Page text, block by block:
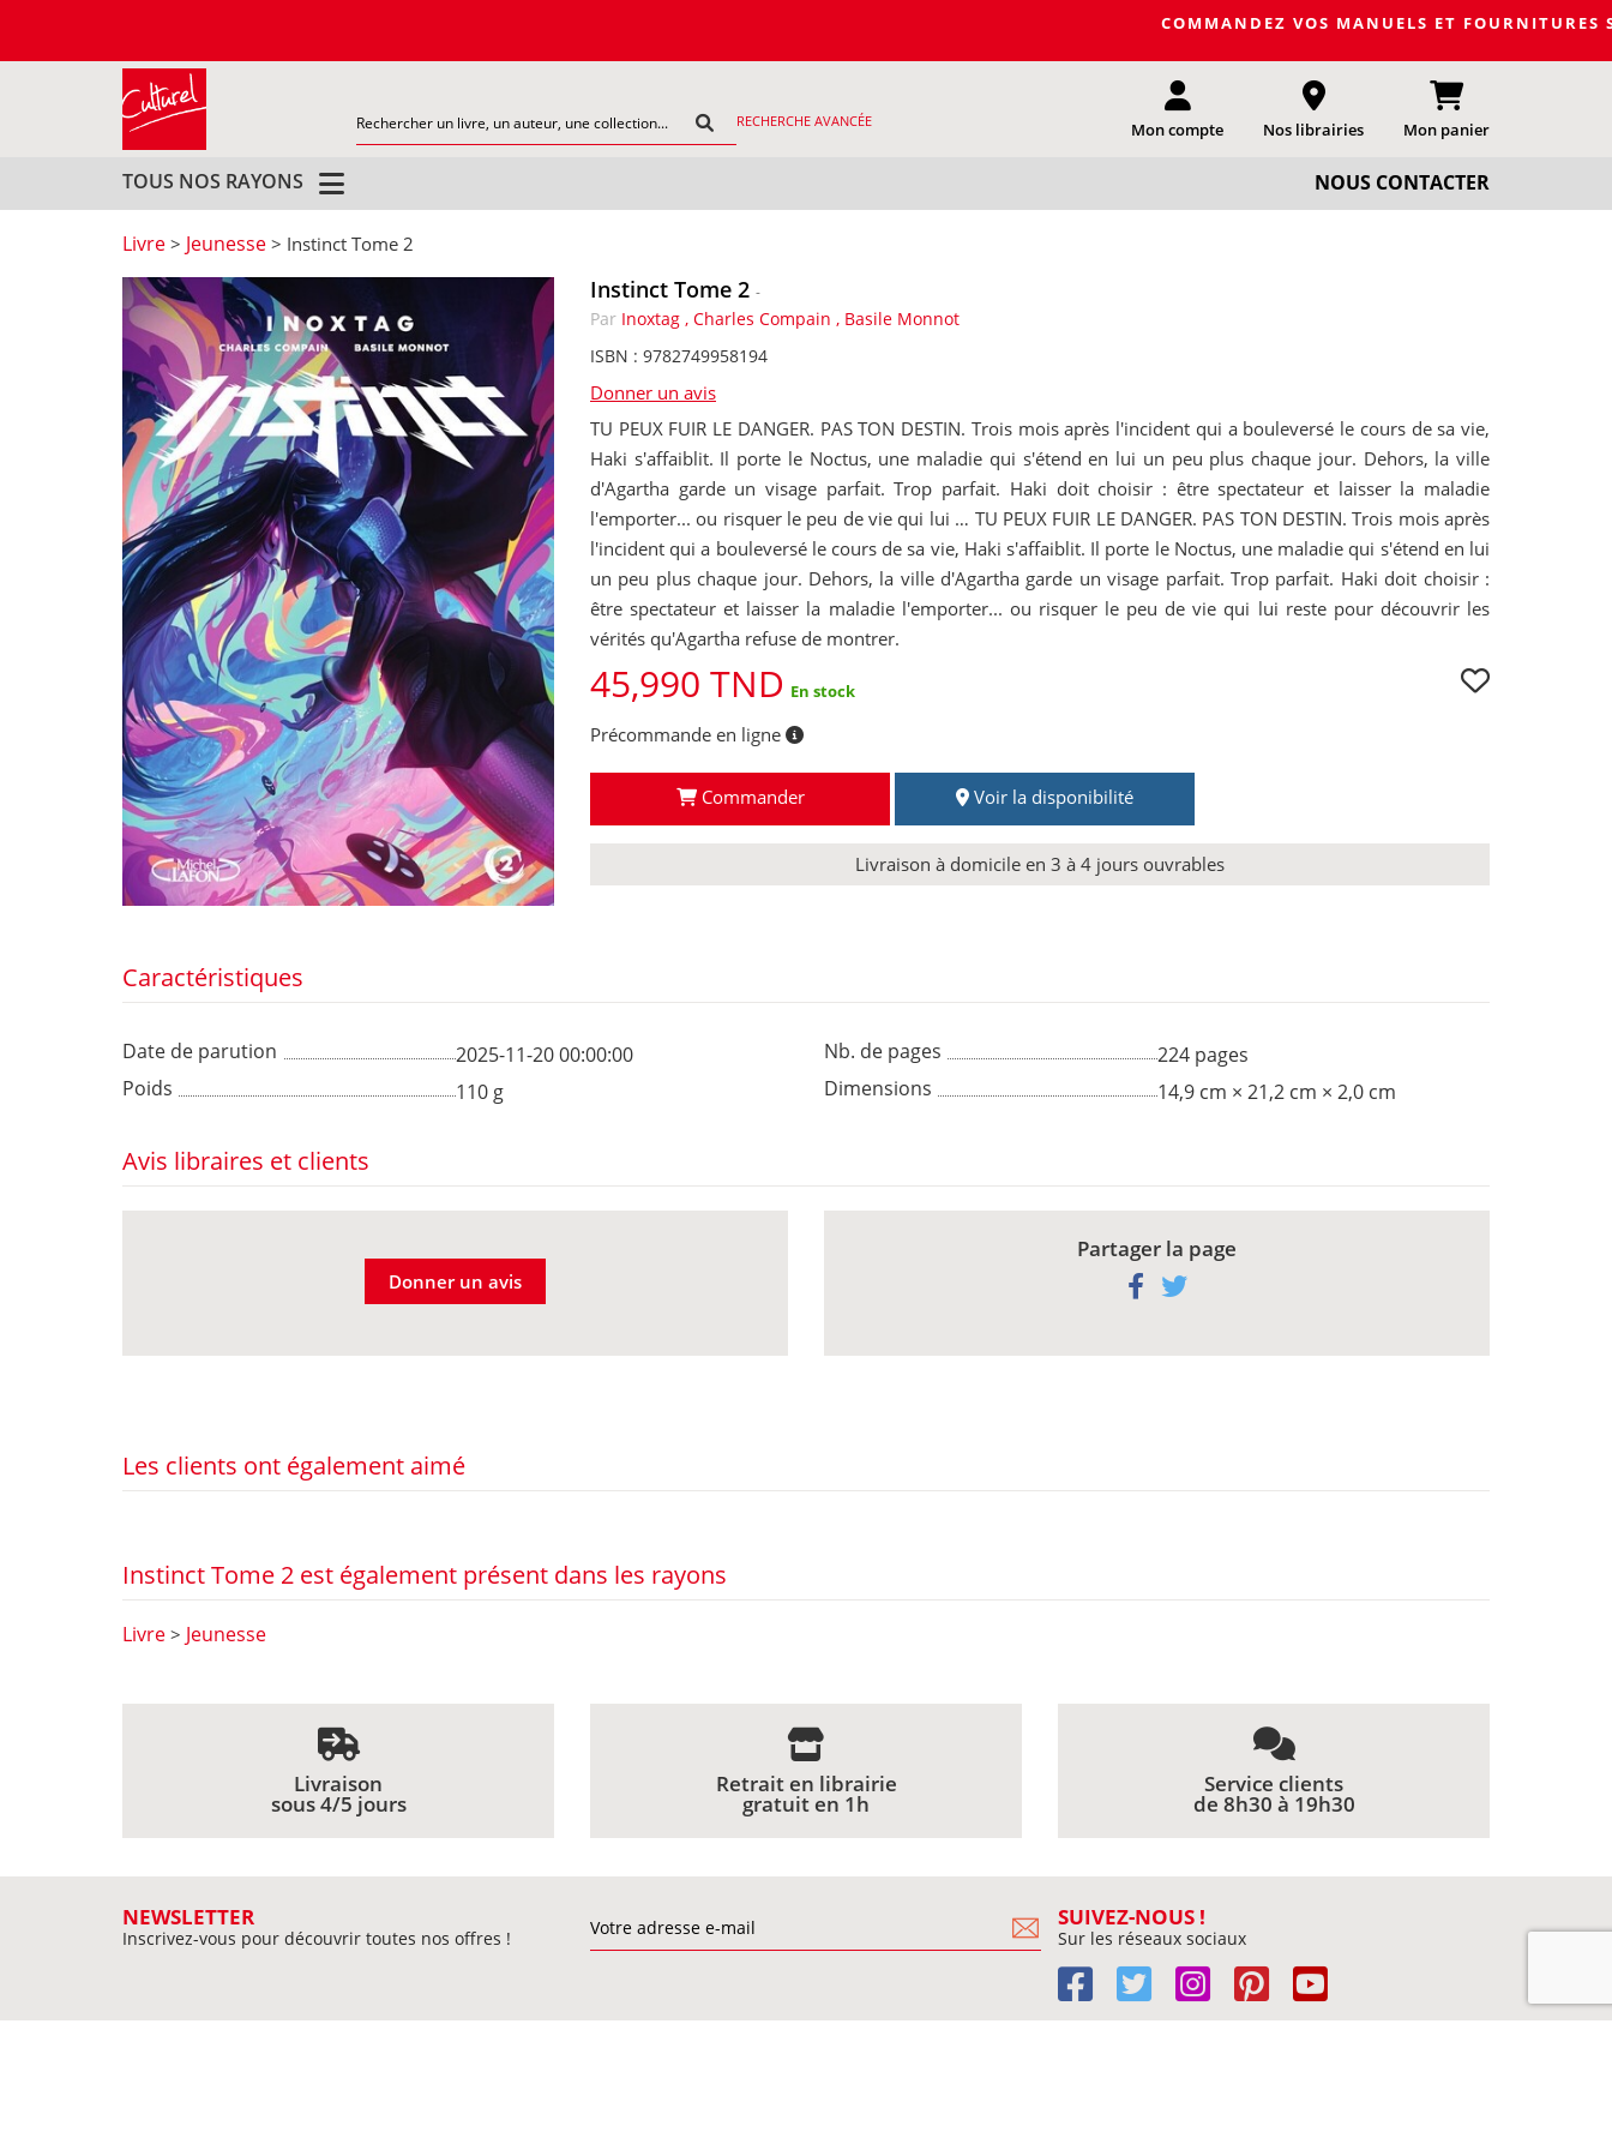
COMMANDEZ VOS MANUELS ET
RECHERCHE AVANCÉE Mon compte Nos librairies Mon panier
TOUS NOS RAYONS NOUS CONTACTER
Livre > Jeunesse > Instinct Tome 2
Instinct Tome 2 -
Par Inoxtag , Charles Compain , Basile Monnot
ISBN : 9782749958194
Donner un avis
TU PEUX FUIR LE DANGER. PAS TON DESTIN. Trois mois après l'incident qui a bouleversé le cours de sa vie,
Haki s'affaiblit. Il porte le Noctus, une maladie qui s'étend en lui un peu plus chaque jour. Dehors, la ville
d'Agartha garde un visage parfait. Trop parfait. Haki doit choisir : être spectateur et laisser la maladie
l'emporter... ou risquer le peu de vie qui lui … TU PEUX FUIR LE DANGER. PAS TON DESTIN. Trois mois après
l'incident qui a bouleversé le cours de sa vie, Haki s'affaiblit. Il porte le Noctus, une maladie qui s'étend en lui
un peu plus chaque jour. Dehors, la ville d'Agartha garde un visage parfait. Trop parfait. Haki doit choisir :
être spectateur et laisser la maladie l'emporter... ou risquer le peu de vie qui lui reste pour découvrir les
vérités qu'Agartha refuse de montrer.
45,990 TND En stock
Précommande en ligne
Commander Voir la disponibilité
Livraison à domicile en 3 à 4 jours ouvrables
Caractéristiques
Date de parution
2025-11-20 00:00:00
Poids
110 g
Nb. de pages
224 pages
Dimensions
14,9 cm × 21,2 cm × 2,0 cm
Avis libraires et clients
Donner un avis
Partager la page
Les clients ont également aimé
Instinct Tome 2 est également présent dans les rayons
Livre > Jeunesse
Livraison
sous 4/5 jours
Retrait en librairie
gratuit en 1h
Service clients
de 8h30 à 19h30
NEWSLETTER
Inscrivez-vous pour découvrir toutes nos offres !
SUIVEZ-NOUS !
Sur les réseaux sociaux